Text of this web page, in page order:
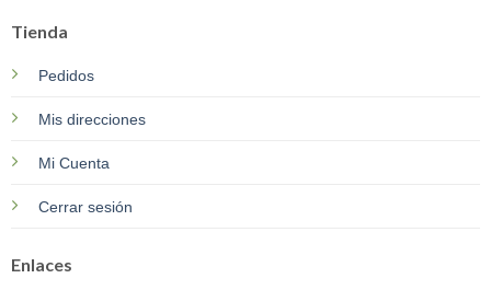
Tienda
Pedidos
Mis direcciones
Mi Cuenta
Cerrar sesión
Enlaces